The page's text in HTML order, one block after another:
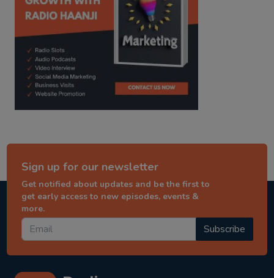
Sign up for our newsletter
Get notified about updates and be the first to
get early access to new episodes, events &
more.
Subscribe